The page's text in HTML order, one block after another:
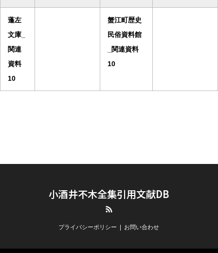
蓬左
文庫_
関連
資料
10
蟹江町歴史
民俗資料館
_関連資料
10
小酒井不木全集引用文献DB
プライバシーポリシー お問い合わせ